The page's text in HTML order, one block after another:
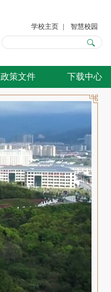
学校主页 | 智慧校园
政策文件 下载中心